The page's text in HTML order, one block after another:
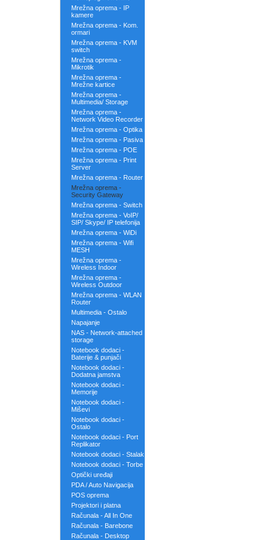
Mrežna oprema - IP
kamere
Mrežna oprema - Kom.
ormari
Mrežna oprema - KVM
switch
Mrežna oprema -
Mikrotik
Mrežna oprema -
Mrežne kartice
Mrežna oprema -
Multimedia/ Storage
Mrežna oprema -
Network Video Recorder
Mrežna oprema - Optika
Mrežna oprema - Pasiva
Mrežna oprema - POE
Mrežna oprema - Print
Server
Mrežna oprema - Router
Mrežna oprema -
Security Gateway
Mrežna oprema - Switch
Mrežna oprema - VoIP/
SIP/ Skype/ IP telefonija
Mrežna oprema - WiDi
Mrežna oprema - Wifi
MESH
Mrežna oprema -
Wireless Indoor
Mrežna oprema -
Wireless Outdoor
Mrežna oprema - WLAN
Router
Multimedia - Ostalo
Napajanje
NAS - Network-attached
storage
Notebook dodaci -
Baterije & punjači
Notebook dodaci -
Dodatna jamstva
Notebook dodaci -
Memorije
Notebook dodaci -
Miševi
Notebook dodaci -
Ostalo
Notebook dodaci - Port
Replikator
Notebook dodaci - Stalak
Notebook dodaci - Torbe
Optički uređaji
PDA / Auto Navigacija
POS oprema
Projektori i platna
Računala - All In One
Računala - Barebone
Računala - Desktop